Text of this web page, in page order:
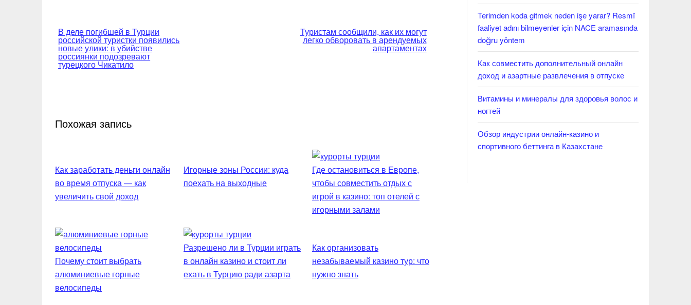
Навигация
записям
В деле погибшей в Турции
российской туристки появились
новые улики: в убийстве
россиянки подозревают
турецкого Чикатило
Туристам сообщили, как их могут
легко обворовать в арендуемых
апартаментах
Похожая запись
Как заработать деньги онлайн
во время отпуска — как
увеличить свой доход
Игорные зоны России: куда
поехать на выходные
Где остановиться в Европе,
чтобы совместить отдых с
игрой в казино: топ отелей с
игорными залами
Почему стоит выбрать
алюминиевые горные
велосипеды
Разрешено ли в Турции играть
в онлайн казино и стоит ли
ехать в Турцию ради азарта
Как организовать
незабываемый казино тур: что
нужно знать
Terimden koda gitmek neden işe yarar? Resmî
faaliyet adını bilmeyenler için NACE aramasında
doğru yöntem
Как совместить дополнительный онлайн
доход и азартные развлечения в отпуске
Витамины и минералы для здоровья волос и
ногтей
Обзор индустрии онлайн-казино и
спортивного беттинга в Казахстане